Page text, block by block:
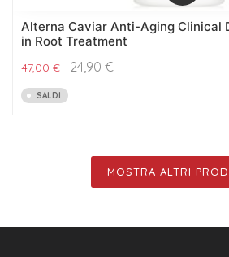
Alterna Caviar Anti-Aging Clinical
in Root Treatment
47,00€ 24,90 €
SALDI
MOSTRA ALTRI